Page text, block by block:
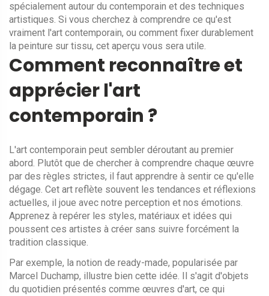
spécialement autour du contemporain et des techniques
artistiques. Si vous cherchez à comprendre ce qu'est
vraiment l'art contemporain, ou comment fixer durablement
la peinture sur tissu, cet aperçu vous sera utile.
Comment reconnaître et
apprécier l'art
contemporain ?
L'art contemporain peut sembler déroutant au premier
abord. Plutôt que de chercher à comprendre chaque œuvre
par des règles strictes, il faut apprendre à sentir ce qu'elle
dégage. Cet art reflète souvent les tendances et réflexions
actuelles, il joue avec notre perception et nos émotions.
Apprenez à repérer les styles, matériaux et idées qui
poussent ces artistes à créer sans suivre forcément la
tradition classique.
Par exemple, la notion de ready-made, popularisée par
Marcel Duchamp, illustre bien cette idée. Il s'agit d'objets
du quotidien présentés comme œuvres d'art, ce qui